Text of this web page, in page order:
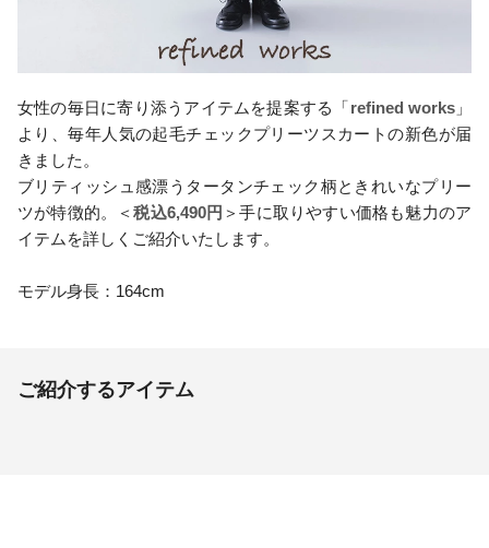
女性の毎日に寄り添うアイテムを提案する「refined works」
より、毎年人気の起毛チェックプリーツスカートの新色が届
きました。
ブリティッシュ感漂うタータンチェック柄ときれいなプリー
ツが特徴的。＜税込6,490円 ＞手に取りやすい価格も魅力のア
イテムを詳しくご紹介いたします。
モデル身長：164cm
ご紹介するアイテム